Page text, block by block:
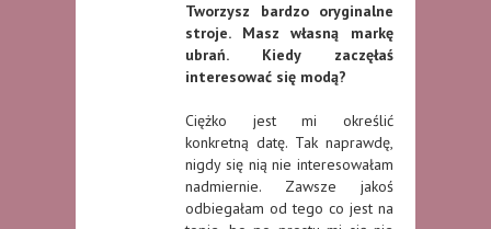
Tworzysz bardzo oryginalne
stroje. Masz własną markę
ubrań. Kiedy zaczęłaś
interesować się modą?
Ciężko jest mi określić
konkretną datę. Tak naprawdę,
nigdy się nią nie interesowałam
nadmiernie. Zawsze jakoś
odbiegałam od tego co jest na